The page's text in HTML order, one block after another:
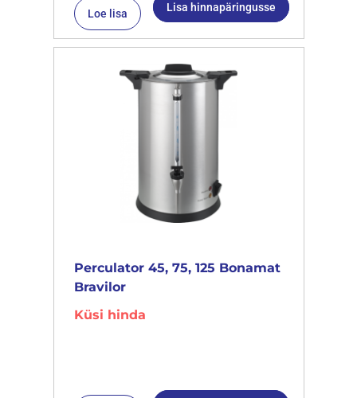
Loe lisa Lisa hinnapäringusse
Perculator 45, 75, 125 Bonamat
Bravilor
Küsi hinda